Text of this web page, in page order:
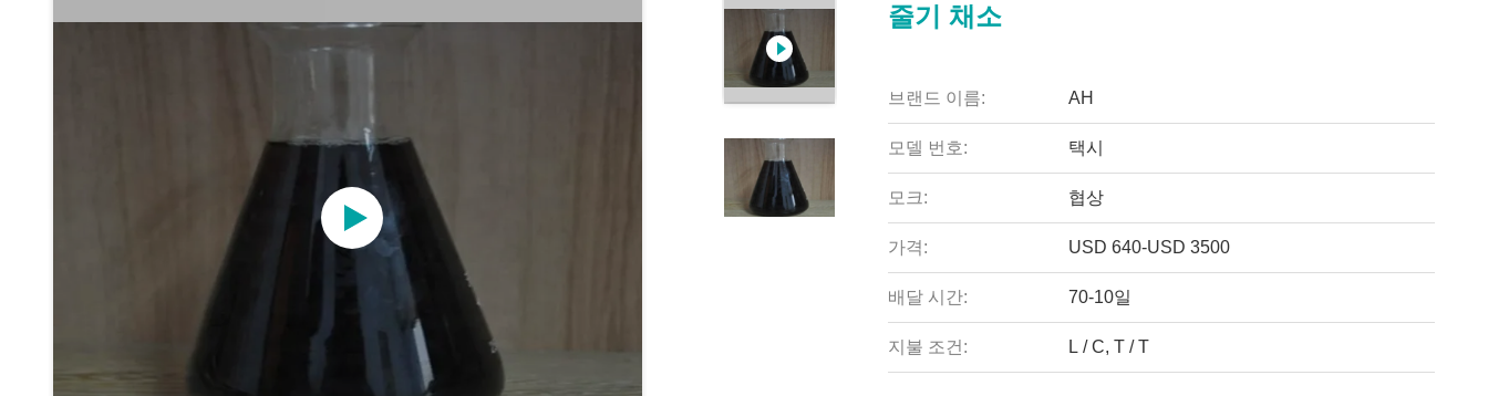
줄기 채소
브랜드 이름: AH
모델 번호: 택시
모크: 협상
가격: USD 640-USD 3500
배달 시간: 70-10일
지불 조건: L / C, T / T